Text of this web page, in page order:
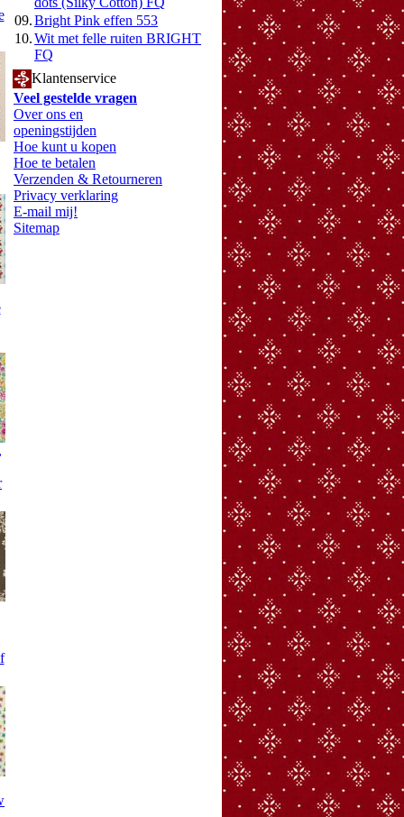
09.Bright Pink effen 553
10.Wit met felle ruiten BRIGHT
FQ
Klantenservice
Veel gestelde vragen
Over ons en
openingstijden
Hoe kunt u kopen
Hoe te betalen
Verzenden & Retourneren
Privacy verklaring
E-mail mij!
Sitemap